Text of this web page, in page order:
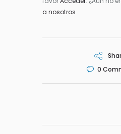
a nosotros
0